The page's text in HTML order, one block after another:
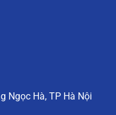
Ngọc Hà, TP Hà Nội